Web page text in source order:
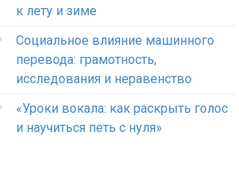
к лету и зиме
Социальное влияние машинного
перевода: грамотность,
исследования и неравенство
«Уроки вокала: как раскрыть голос
и научиться петь с нуля»